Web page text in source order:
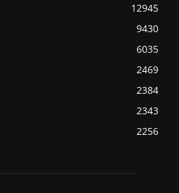
12945
9430
6035
2469
2384
2343
2256